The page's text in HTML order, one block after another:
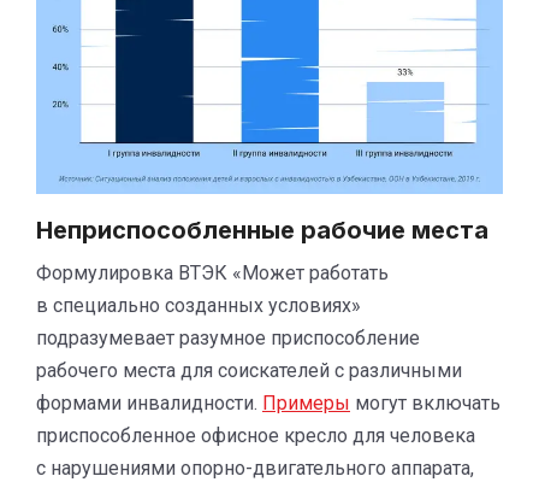
Неприспособленные рабочие места
Формулировка ВТЭК «Может работать
в специально созданных условиях»
подразумевает разумное приспособление
рабочего места для соискателей с различными
формами инвалидности. Примеры могут включать
приспособленное офисное кресло для человека
с нарушениями опорно-двигательного аппарата,